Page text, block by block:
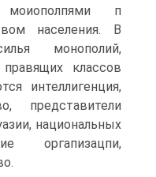
п
населения. В
монополий,
классов
интеллигенция,
представители
национальных
оргапизацпи,